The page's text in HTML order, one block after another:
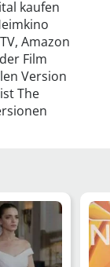
kaufen
Amazon
Film
Version
The